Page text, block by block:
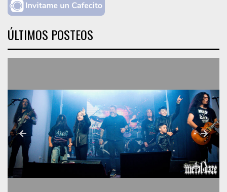
ÚLTIMOS POSTEOS